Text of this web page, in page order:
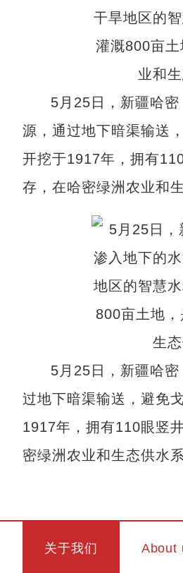
5月25日，新疆哈
源，通过地下暗渠输送
开挖于1917年，拥有
存，在哈密绿洲农业和
5月25日，新疆哈
过地下暗渠输送，避免
1917年，拥有110眼竖
密绿洲农业和生态供水
关于我们 About